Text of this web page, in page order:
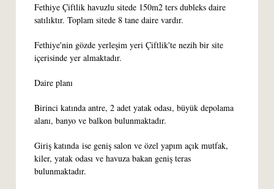
Fethiye Çiftlik havuzlu sitede 150m2 ters dubleks daire
satılıktır. Toplam sitede 8 tane daire vardır.
Fethiye'nin gözde yerleşim yeri Çiftlik'te nezih bir site
içerisinde yer almaktadır.
Daire planı
Birinci katında antre, 2 adet yatak odası, büyük depolama
alanı, banyo ve balkon bulunmaktadır.
Giriş katında ise geniş salon ve özel yapım açık mutfak,
kiler, yatak odası ve havuza bakan geniş teras
bulunmaktadır.